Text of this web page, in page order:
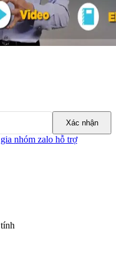
Xác nhận
nhóm zalo hỗ trợ